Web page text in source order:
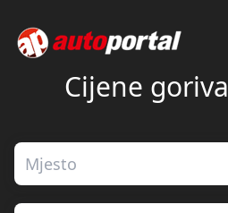
Cijene goriva